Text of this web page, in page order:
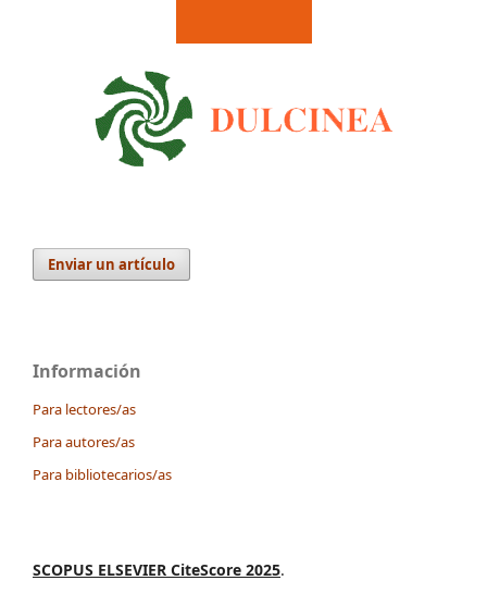
Enviar un artículo
Información
Para lectores/as
Para autores/as
Para bibliotecarios/as
SCOPUS ELSEVIER CiteScore 2025.